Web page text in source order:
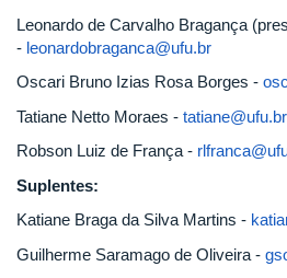
Leonardo de Carvalho Bragança
- leonardobraganca@ufu.br
Oscari Bruno Izias Rosa Borges -
Tatiane Netto Moraes - tatiane@ufu.br
Robson Luiz de França -
Suplentes:
Katiane Braga da Silva Martins -
Guilherme Saramago de Oliveira -